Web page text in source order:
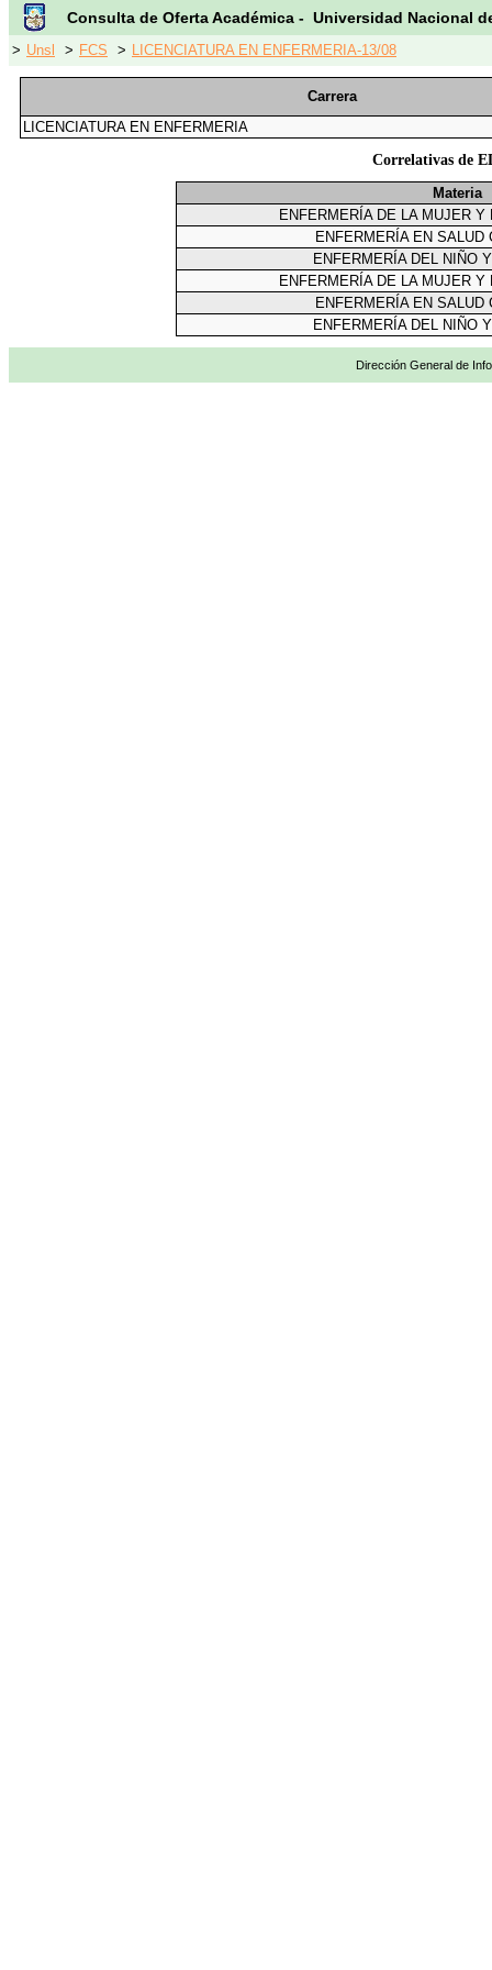
Consulta de Oferta Académica - Universidad Nacional
> Unsl > FCS > LICENCIATURA EN ENFERMERIA-13/08
Carrera
LICENCIATURA EN ENFERMERIA
Correlativas de
Materia
ENFERMERÍA DE LA MUJER Y
ENFERMERÍA EN SALUD
ENFERMERÍA DEL NIÑO
ENFERMERÍA DE LA MUJER Y
ENFERMERÍA EN SALUD
ENFERMERÍA DEL NIÑO
Dirección General de